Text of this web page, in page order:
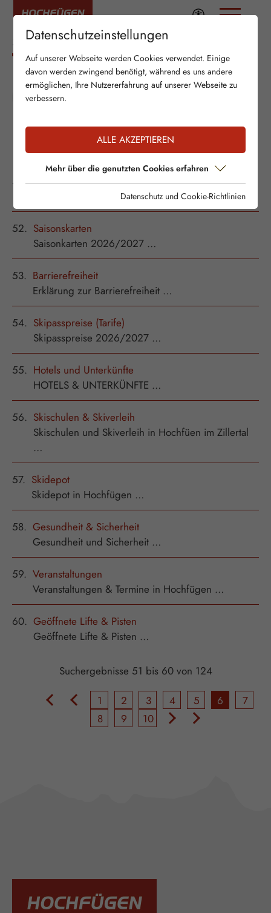
SUCHE
124 TREFFER:
51. Tarife und Skipässe
Übersicht Skipässe im Zilltertal …
52. Saisonskarten
Saisonkarten 2026/2027 …
53. Barrierefreiheit
Erklärung zur Barrierefreiheit …
54. Skipasspreise (Tarife)
Skipasspreise 2026/2027 …
55. Hotels und Unterkünfte
HOTELS & UNTERKÜNFTE …
56. Skischulen & Skiverleih
Skischulen und Skiverleih in Hochfüen im Zillertal
…
57. Skidepot
Skidepot in Hochfügen …
58. Gesundheit & Sicherheit
Gesundheit und Sicherheit …
59. Veranstaltungen
Veranstaltungen & Termine in Hochfügen …
60. Geöffnete Lifte & Pisten
Geöffnete Lifte & Pisten …
Suchergebnisse 51 bis 60 von 124
«
< 1 2 3 4 5 6
7
8
9 10 > »
Datenschutzeinstellungen
Auf unserer Webseite werden Cookies verwendet. Einige
davon werden zwingend benötigt, während es uns andere
ermöglichen, Ihre Nutzererfahrung auf unserer Webseite zu
verbessern.
ALLE AKZEPTIEREN
Mehr über die genutzten Cookies erfahren
Datenschutz und Cookie-Richtlinien